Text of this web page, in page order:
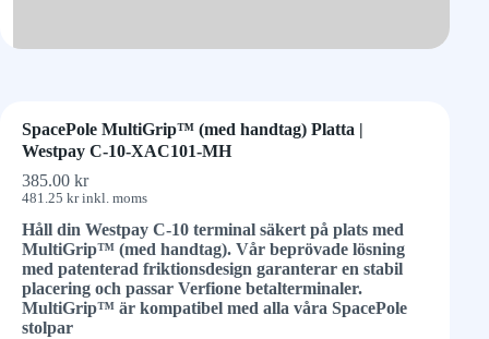
SpacePole MultiGrip™ (med handtag) Platta |
Westpay C-10-XAC101-MH
385.00 kr
481.25 krinkl. moms
Håll din Westpay C-10 terminal säkert på plats med
MultiGrip™ (med handtag). Vår beprövade lösning
med patenterad friktionsdesign garanterar en stabil
placering och passar Verfione betalterminaler.
MultiGrip™ är kompatibel med alla våra SpacePole
stolpar